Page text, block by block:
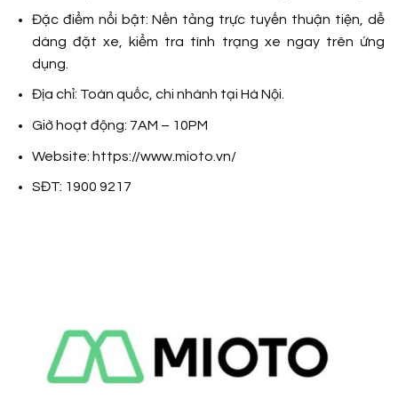
Đặc điểm nổi bật: Nền tảng trực tuyến thuận tiện, dễ
dàng đặt xe, kiểm tra tình trạng xe ngay trên ứng
dụng.
Địa chỉ: Toàn quốc, chi nhánh tại Hà Nội.
Giờ hoạt động: 7AM – 10PM
Website: https://www.mioto.vn/
SĐT: 1900 9217